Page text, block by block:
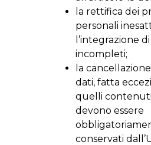
la rettifica dei
personali
l’integrazione
incompleti;
la
dati, fatta
quelli
devono essere
conservati